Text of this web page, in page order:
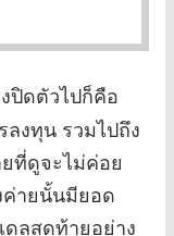
ปิดตัวไปก็คือ
ลงทุน รวมไปถึง
ที่ดูจะไม่ค่อย
ายนั้นมียอด
ดลสุดท้ายอย่าง